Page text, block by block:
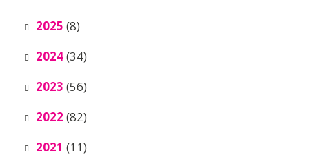
2025 (8)
2024(34)
2023 (56)
2022 (82)
2021 (11)